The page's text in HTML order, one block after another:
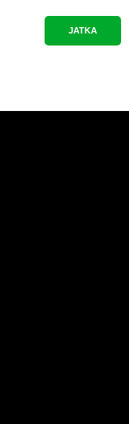
JATKA